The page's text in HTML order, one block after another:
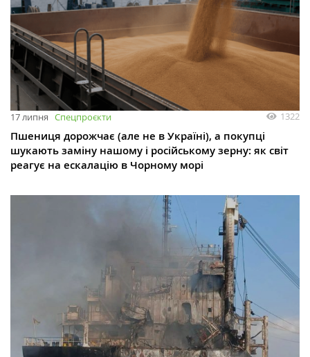
17 липня Спецпроєкти 1322
Пшениця дорожчає (але не в Україні), а покупці
шукають заміну нашому і російському зерну: як світ
реагує на ескалацію в Чорному морі